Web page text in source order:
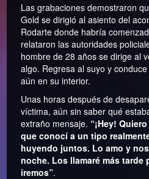
Las grabaciones demostraron
Gold se dirigió al asiento del
Rodarte donde habría
relataron las autoridades
hombre de 28 años se dirige al
algo. Regresa al suyo y
aún en su interior.
Unas horas después de
víctima, aún sin saber qué
extraño mensaje. “¡Hey!
que conocí a un tipo
huyendo juntos. Lo amo y
noche. Los llamaré más tarde
iremos”.